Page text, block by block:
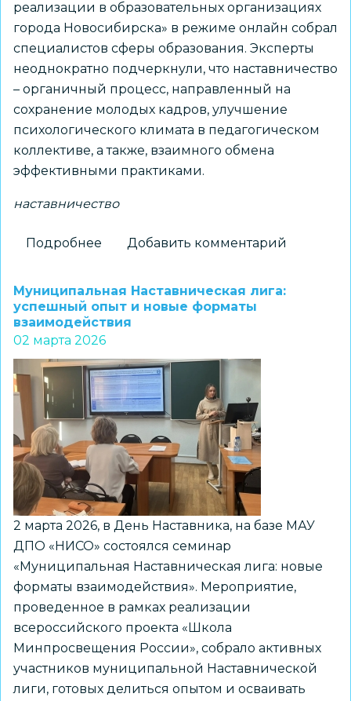
реализации в образовательных организациях
города Новосибирска» в режиме онлайн собрал
специалистов сферы образования. Эксперты
неоднократно подчеркнули, что наставничество
– органичный процесс, направленный на
сохранение молодых кадров, улучшение
психологического климата в педагогическом
коллективе, а также, взаимного обмена
эффективными практиками.
наставничество
Подробнее
о
системе
наставничества
в
образовательных
организациях
состоялся
в
МАУ
ДПО
«НИСО»
Добавить комментарий
Муниципальная Наставническая лига:
успешный опыт и новые форматы
взаимодействия
02 марта 2026
2 марта 2026, в День Наставника, на базе МАУ
ДПО «НИСО» состоялся семинар
«Муниципальная Наставническая лига: новые
форматы взаимодействия». Мероприятие,
проведенное в рамках реализации
всероссийского проекта «Школа
Минпросвещения России», собрало активных
участников муниципальной Наставнической
лиги, готовых делиться опытом и осваивать